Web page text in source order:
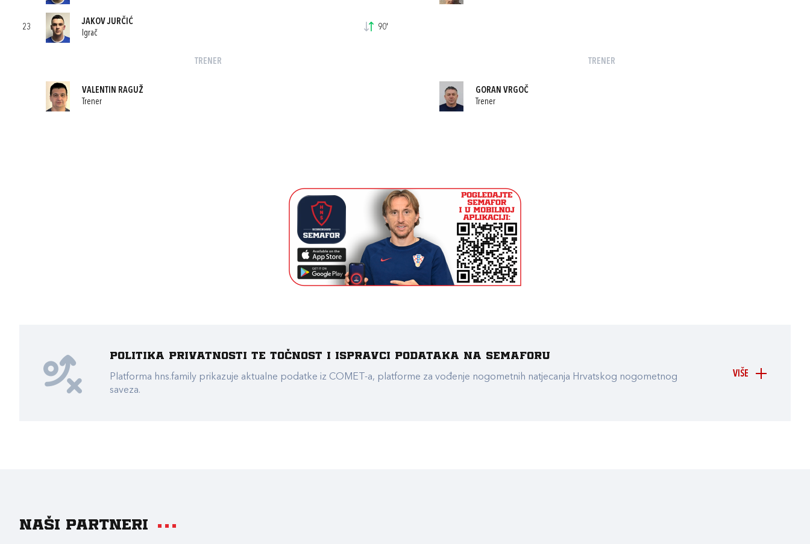
23
JAKOV JURČIĆ
Igrač
90'
TRENER
VALENTIN RAGUŽ
Trener
TRENER
GORAN VRGOČ
Trener
VIŠE
Politika privatnosti te točnost i ispravci podataka na Semaforu
Platforma hns.family prikazuje aktualne podatke iz COMET-a, platforme za vođenje nogometnih natjecanja Hrvatskog nogometnog
saveza.
Naši partneri